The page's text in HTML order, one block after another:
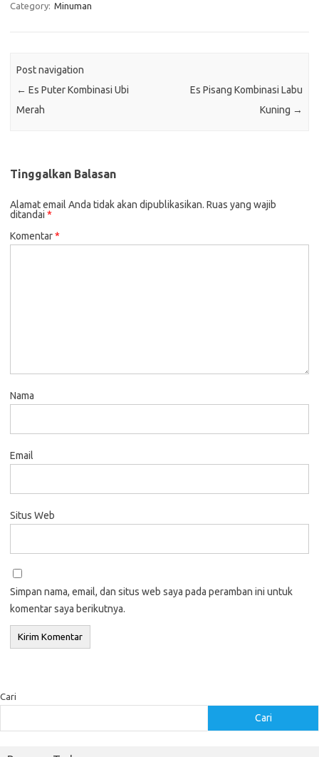
Category: Minuman
Post navigation
← Es Puter Kombinasi Ubi
Merah
Es Pisang Kombinasi Labu
Kuning →
Tinggalkan Balasan
Alamat email Anda tidak akan dipublikasikan. Ruas yang wajib
ditandai *
Komentar*
Nama
Email
Situs Web
Simpan nama, email, dan situs web saya pada peramban ini untuk
komentar saya berikutnya.
Cari
Cari